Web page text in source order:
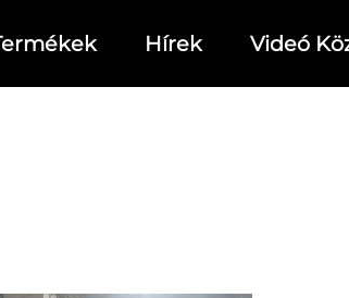
Hírek Videó